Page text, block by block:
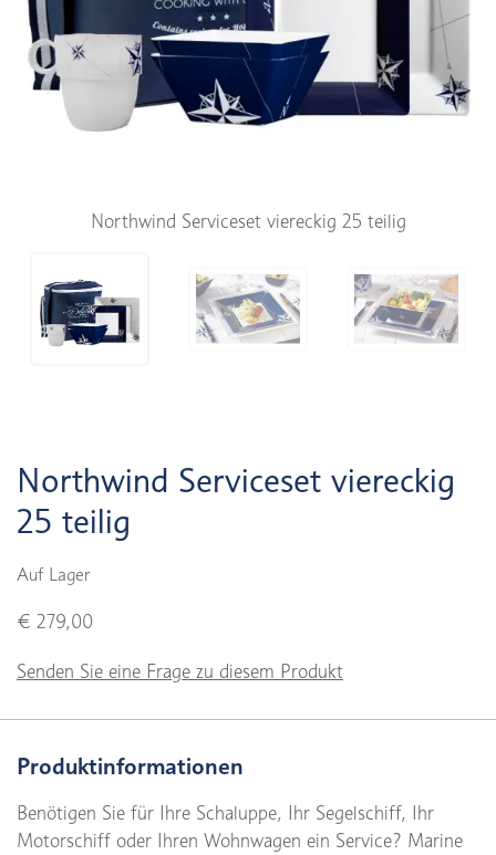
Northwind Serviceset viereckig 25 teilig
Northwind Serviceset viereckig
25 teilig
Auf Lager
€ 279,00
Senden Sie eine Frage zu diesem Produkt
Produktinformationen
Benötigen Sie für Ihre Schaluppe, Ihr Segelschiff, Ihr
Motorschiff oder Ihren Wohnwagen ein Service? Marine